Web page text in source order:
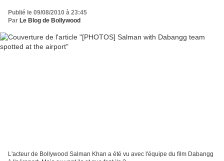
Publié le 09/08/2010 à 23:45
Par Le Blog de Bollywood
L'acteur de Bollywood Salman Khan a été vu avec l'équipe du film Dabangg